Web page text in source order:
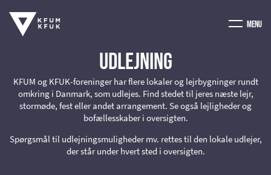
Menu
Udlejning
KFUM og KFUK-foreninger har flere lokaler og lejrbygninger rundt
omkring i Danmark, som udlejes. Find stedet til jeres næste lejr,
stormøde, fest eller andet arrangement. Se også lejligheder og
bofællesskaber i oversigten.
Spørgsmål til udlejningsmuligheder mv. rettes til den lokale udlejer,
der står under hvert sted i oversigten.